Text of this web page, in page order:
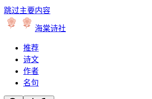
跳过主要内容
海棠诗社
推荐
诗文
作者
名句